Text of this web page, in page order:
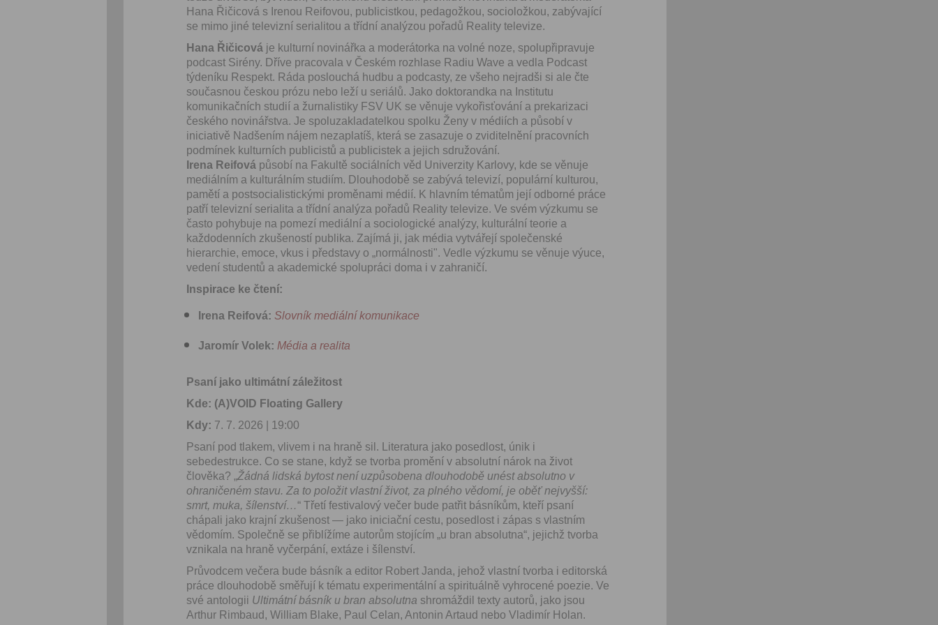
Hana Řičicová s Irenou Reifovou, publicistkou, pedagožkou, socioložkou, zabývající
se mimo jiné televizní serialitou a třídní analýzou pořadů Reality televize.
Hana Řičicová je kulturní novinářka a moderátorka na volné noze, spolupřipravuje
podcast Sirény. Dříve pracovala v Českém rozhlase Radiu Wave a vedla Podcast
týdeníku Respekt. Ráda poslouchá hudbu a podcasty, ze všeho nejradši si ale čte
současnou českou prózu nebo leží u seriálů. Jako doktorandka na Institutu
komunikačních studií a žurnalistiky FSV UK se věnuje vykořisťování a prekarizaci
českého novinářstva. Je spoluzakladatelkou spolku Ženy v médiích a působí v
iniciativě Nadšením nájem nezaplatíš, která se zasazuje o zviditelnění pracovních
podmínek kulturních publicistů a publicistek a jejich sdružování.
Irena Reifová působí na Fakultě sociálních věd Univerzity Karlovy, kde se věnuje
mediálním a kulturálním studiím. Dlouhodobě se zabývá televizí, populární kulturou,
pamětí a postsocialistickými proměnami médií. K hlavním tématům její odborné práce
patří televizní serialita a třídní analýza pořadů Reality televize. Ve svém výzkumu se
často pohybuje na pomezí mediální a sociologické analýzy, kulturální teorie a
každodenních zkušeností publika. Zajímá ji, jak média vytvářejí společenské
hierarchie, emoce, vkus i představy o „normálnosti". Vedle výzkumu se věnuje výuce,
vedení studentů a akademické spolupráci doma i v zahraničí.
Inspirace ke čtení:
Irena Reifová: Slovník mediální komunikace
Jaromír Volek: Média a realita
Psaní jako ultimátní záležitost
Kde: (A)VOID Floating Gallery
Kdy: 7. 7. 2026 | 19:00
Psaní pod tlakem, vlivem i na hraně sil. Literatura jako posedlost, únik i
sebedestrukce. Co se stane, když se tvorba promění v absolutní nárok na život
člověka? „Žádná lidská bytost není uzpůsobena dlouhodobě unést absolutno v
ohraničeném stavu. Za to položit vlastní život, za plného vědomí, je oběť nejvyšší:
smrt, muka, šílenství…“ Třetí festivalový večer bude patřit básníkům, kteří psaní
chápali jako krajní zkušenost — jako iniciační cestu, posedlost i zápas s vlastním
vědomím. Společně se přiblížíme autorům stojícím „u bran absolutna“, jejichž tvorba
vznikala na hraně vyčerpání, extáze i šílenství.
Průvodcem večera bude básník a editor Robert Janda, jehož vlastní tvorba i editorská
práce dlouhodobě směřují k tématu experimentální a spirituálně vyhrocené poezie. Ve
své antologii Ultimátní básník u bran absolutna shromáždil texty autorů, jako jsou
Arthur Rimbaud, William Blake, Paul Celan, Antonin Artaud nebo Vladimír Holan.
zpracováním osobních údajů za účelem
vytvoření Vašeho uživatelského účtu
nezbytného pro přihlášení uživatele na
webových stránkách a využití jejich
základních funkcí. Souhlas je udělen po
dobu existence uživatelského účtu až do
jeho odstranění, nebo do odvolání
Vašeho souhlasu se zpracováním
osobních údajů pro tento účel.
Newsletter:
Zaškrtnutím políčka „Chci dostávat
emailem newsletter“ udělujete souhlas
se zpracováním výše uvedených
osobních údajů za účelem rozesílání
redakčních a marketingových sdělení
Správcem, zejména marketingových
materiálů a pozvánek na akce v Praze.
Souhlas je udělen po dobu pěti let, nebo
do odvolání Vašeho souhlasu se